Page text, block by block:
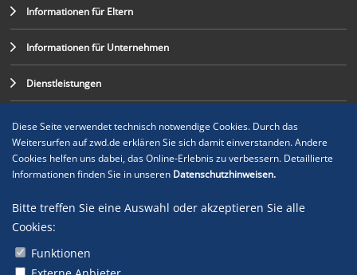
Diese Seite verwendet technisch notwendige Cookies. Durch das
Weitersurfen auf zwd.de erklären Sie sich damit einverstanden. Andere
Cookies helfen uns dabei, das Online-Erlebnis zu verbessern. Detaillierte
Informationen finden Sie in unseren Datenschutzhinweisen.
Bitte treffen Sie eine Auswahl oder akzeptieren Sie alle
Cookies:
Funktionen
Informationen für Eltern
Informationen für Unternehmen
Dienstleistungen